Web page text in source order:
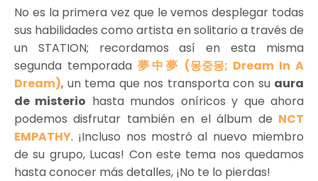
No es la primera vez que le vemos desplegar todas
sus habilidades como artista en solitario a través de
un STATION; recordamos así en esta misma
segunda temporada 夢中夢 (몽중몽; Dream In A
Dream), un tema que nos transporta con su aura
de misterio hasta mundos oníricos y que ahora
podemos disfrutar también en el álbum de NCT
EMPATHY. ¡Incluso nos mostró al nuevo miembro
de su grupo, Lucas! Con este tema nos quedamos
hasta conocer más detalles, ¡No te lo pierdas!